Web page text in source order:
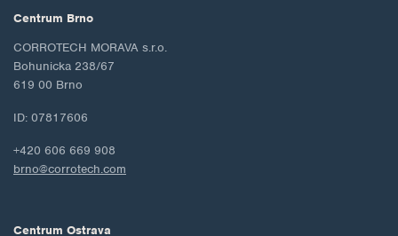
Centrum Brno
CORROTECH MORAVA s.r.o.
Bohunicka 238/67
619 00 Brno
ID: 07817606
+420 606 669 908
brno@corrotech.com
Centrum Ostrava